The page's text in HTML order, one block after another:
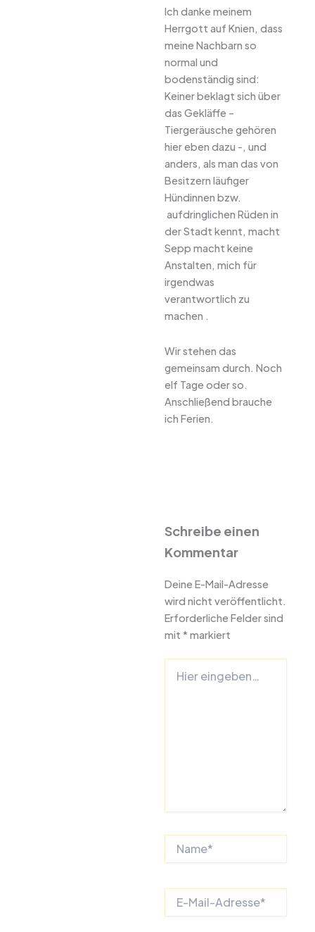
Ich danke meinem
Herrgott auf Knien, dass
meine Nachbarn so
normal und
bodenständig sind:
Keiner beklagt sich über
das Gekläffe –
Tiergeräusche gehören
hier eben dazu -, und
anders, als man das von
Besitzern läufiger
Hündinnen bzw.
aufdringlichen Rüden in
der Stadt kennt, macht
Sepp macht keine
Anstalten, mich für
irgendwas
verantwortlich zu
machen .
Wir stehen das
gemeinsam durch. Noch
elf Tage oder so.
Anschließend brauche
ich Ferien.
Schreibe einen
Kommentar
Deine E-Mail-Adresse
wird nicht veröffentlicht.
Erforderliche Felder sind
mit * markiert
eingeben…
Mail-